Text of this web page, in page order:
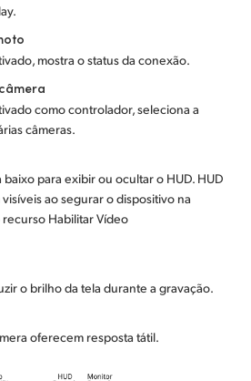
mostra o status da conexão.
como controlador, seleciona a
câmeras.
baixo para exibir ou ocultar o HUD. HUD
ao segurar o dispositivo na
Habilitar Vídeo
o brilho da tela durante a gravação.
oferecem resposta tátil.